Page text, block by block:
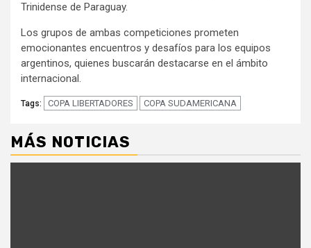
Trinidense de Paraguay.
Los grupos de ambas competiciones prometen
emocionantes encuentros y desafíos para los equipos
argentinos, quienes buscarán destacarse en el ámbito
internacional.
Tags: COPA LIBERTADORES COPA SUDAMERICANA
MÁS NOTICIAS